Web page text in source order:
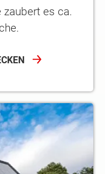
zaubert es ca.